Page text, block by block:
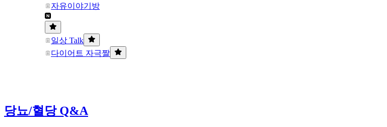
자유이야기방
일상 Talk
다이어트 자극짤
당뇨/혈당 Q&A